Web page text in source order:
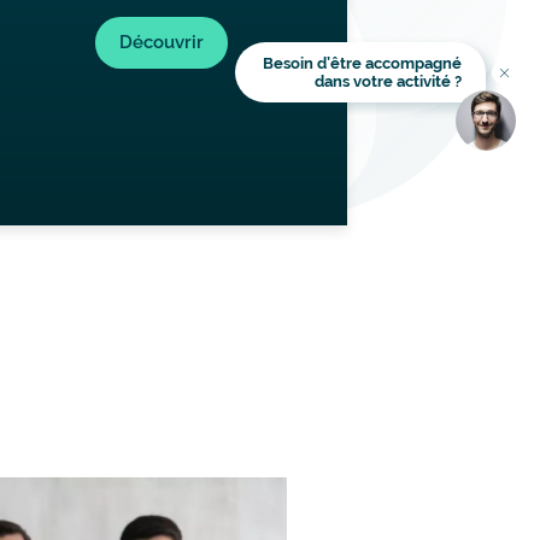
Découvrir
Image
Image
Titre
Besoin d’être accompagné
dans votre activité ?